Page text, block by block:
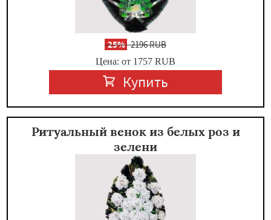
-25%2196 RUB
Цена: от 1757 RUB
Купить
Ритуальный венок из белых роз и
зелени